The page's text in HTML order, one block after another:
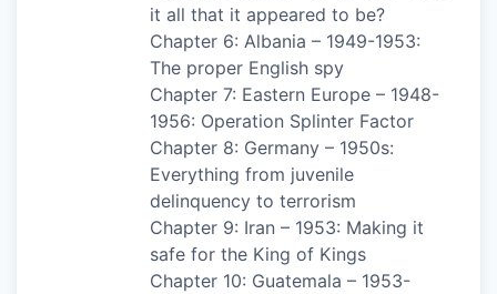
it all that it appeared to be?
Chapter 6: Albania – 1949-1953:
The proper English spy
Chapter 7: Eastern Europe – 1948-
1956: Operation Splinter Factor
Chapter 8: Germany – 1950s:
Everything from juvenile
delinquency to terrorism
Chapter 9: Iran – 1953: Making it
safe for the King of Kings
Chapter 10: Guatemala – 1953-